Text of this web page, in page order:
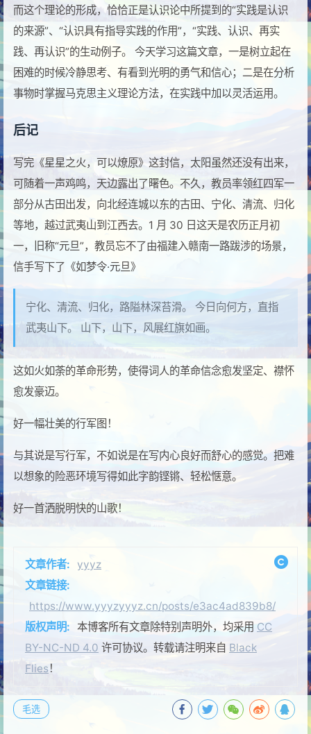
而这个理论的形成，恰恰正是认识论中所提到的“实践是认识
的来源”、“认识具有指导实践的作用”，“实践、认识、再实
践、再认识”的生动例子。 今天学习这篇文章，一是树立起在
困难的时候冷静思考、有看到光明的勇气和信心；二是在分析
事物时掌握马克思主义理论方法，在实践中加以灵活运用。
后记
写完《星星之火，可以燎原》这封信，太阳虽然还没有出来，
可随着一声鸡鸣，天边露出了曙色。不久，教员率领红四军一
部分从古田出发，向北经连城以东的古田、宁化、清流、归化
等地，越过武夷山到江西去。1 月 30 日这天是农历正月初
一，旧称“元旦”，教员忘不了由福建入赣南一路跋涉的场景，
信手写下了《如梦令·元旦》
宁化、清流、归化，路隘林深苔滑。 今日向何方，直指
武夷山下。 山下，山下，风展红旗如画。
这如火如荼的革命形势，使得词人的革命信念愈发坚定、襟怀
愈发豪迈。
好一幅壮美的行军图！
与其说是写行军，不如说是在写内心良好而舒心的感觉。把难
以想象的险恶环境写得如此字韵铿锵、轻松惬意。
好一首洒脱明快的山歌！
文章作者:
yyyz
文章链接:
https://www.yyyzyyyz.cn/posts/e3ac4ad839b8/
版权声明: 本博客所有文章除特别声明外，均采用 CC
BY-NC-ND 4.0 许可协议。转载请注明来自 Black
Flies！
毛选